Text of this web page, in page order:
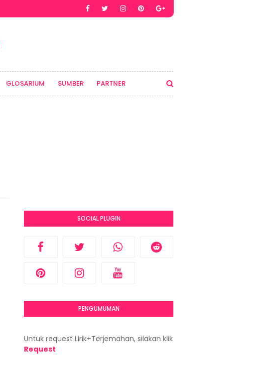
GLOSARIUM SUMBER PARTNER
SOCIAL PLUGIN
PENGUMUMAN
Untuk request Lirik+Terjemahan, silakan klik
Request